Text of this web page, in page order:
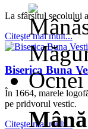
La sfârşitul secolului
Citeşte mai mult...
Biserica Buna
În 1664, marele
pe pridvorul vestic.
Citeşte mai mult...